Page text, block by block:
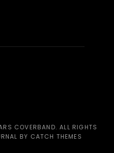
COVERBAND. ALL RIGHTS
BY CATCH THEMES